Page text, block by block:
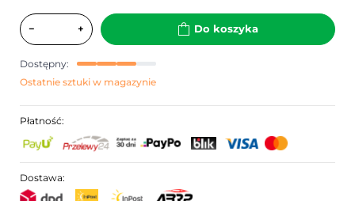
− + Do koszyka
Dostępny:
Ostatnie sztuki w magazynie
Płatność:
Dostawa: